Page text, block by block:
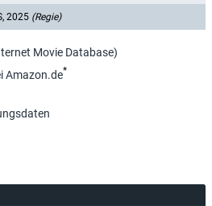
2025 (Regie)
Movie Database)
Amazon.de*